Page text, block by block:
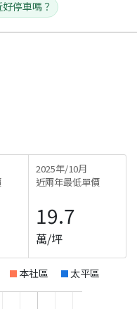
停車嗎？
2025年/10月
近兩年最低單價
19.7
萬/坪
本社區 太平區